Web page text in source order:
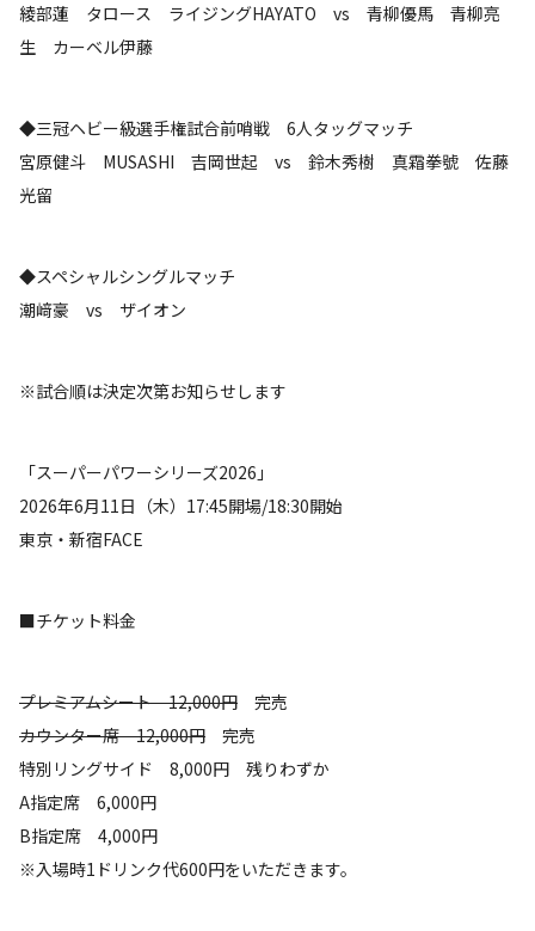
綾部蓮 タロース ライジングHAYATO vs 青柳優馬 青柳亮
生 カーベル伊藤
◆三冠ヘビー級選手権試合前哨戦 6人タッグマッチ
宮原健斗 MUSASHI 吉岡世起 vs 鈴木秀樹 真霜拳號 佐藤
光留
◆スペシャルシングルマッチ
潮﨑豪 vs ザイオン
※試合順は決定次第お知らせします
「スーパーパワーシリーズ2026」
2026年6月11日（木）17:45開場/18:30開始
東京・新宿FACE
■チケット料金
プレミアムシート 12,000円 完売
カウンター席 12,000円 完売
特別リングサイド 8,000円 残りわずか
A指定席 6,000円
B指定席 4,000円
※入場時1ドリンク代600円をいただきます。